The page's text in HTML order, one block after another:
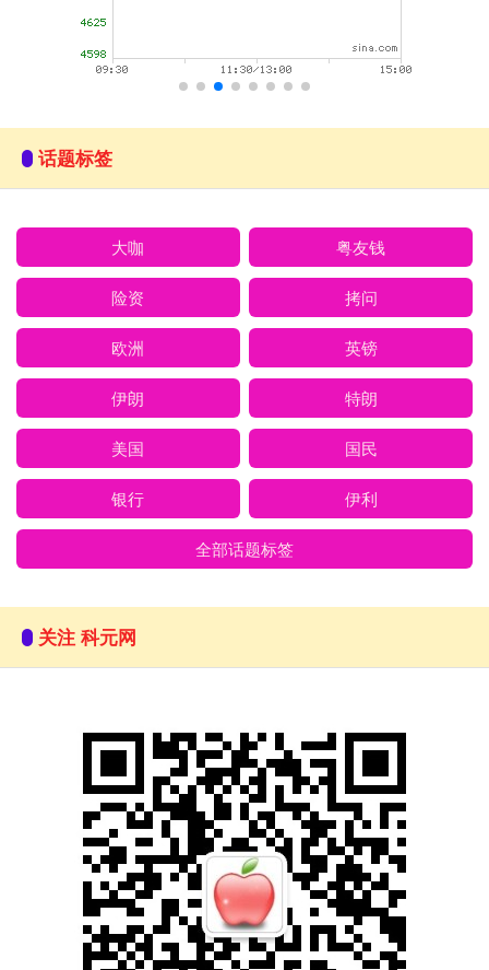
话题标签
大咖 粤友钱
险资 拷问
欧洲 英镑
伊朗 特朗
美国 国民
银行 伊利
全部话题标签
关注 科元网